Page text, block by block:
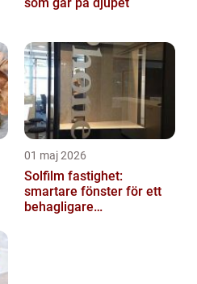
01 maj 2026
Solfilm fastighet:
smartare fönster för ett
behagligare